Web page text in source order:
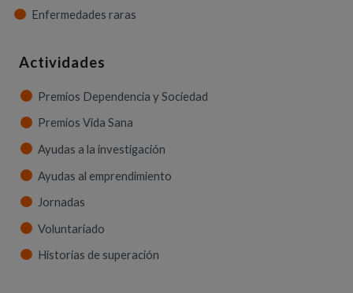
Enfermedades raras
Actividades
Premios Dependencia y Sociedad
Premios Vida Sana
Ayudas a la investigación
Ayudas al emprendimiento
Jornadas
Voluntariado
Historias de superación